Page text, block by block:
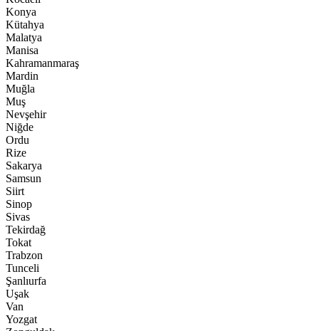
Konya
Kütahya
Malatya
Manisa
Kahramanmaraş
Mardin
Muğla
Muş
Nevşehir
Niğde
Ordu
Rize
Sakarya
Samsun
Siirt
Sinop
Sivas
Tekirdağ
Tokat
Trabzon
Tunceli
Şanlıurfa
Uşak
Van
Yozgat